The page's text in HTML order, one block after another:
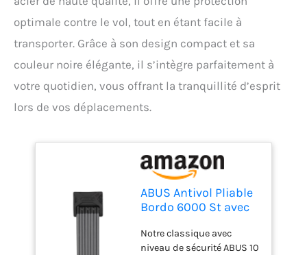
optimale contre le vol, tout en étant facile à
transporter. Grâce à son design compact et sa
couleur noire élégante, il s’intègre parfaitement à
votre quotidien, vous offrant la tranquillité d’esprit
lors de vos déplacements.
ABUS Antivol Pliable
Bordo 6000 St avec
Notre classique avec
niveau de sécurité ABUS 10